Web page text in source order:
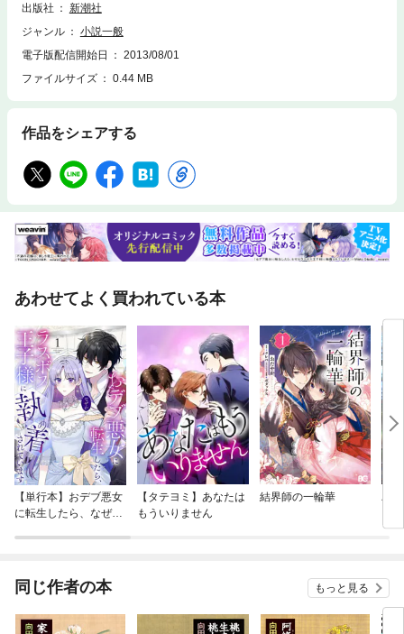
出版社
新潮社
ジャンル
小説一般
電子版配信開始日
2013/08/01
ファイルサイズ
0.44 MB
作品をシェアする
あわせてよく買われている本
【単行本】おデブ悪女
に転生したら、なぜか
【タテヨミ】あなたは
もういりません
結界師の一輪華
バ
今
同じ作者の本 もっと見る